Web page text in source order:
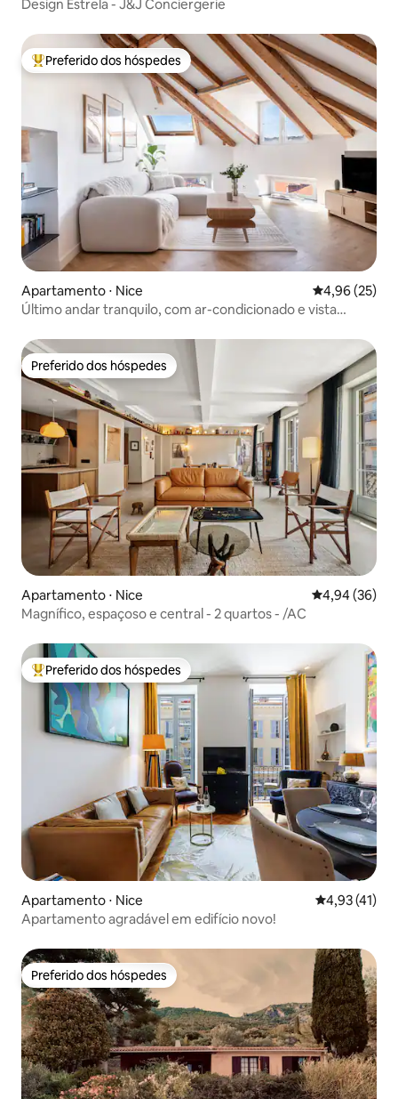
Design Estrela - J&J Conciergerie
Entre os melhores preferidos dos hóspedes
Preferido dos hóspedes
Apartamento ⋅ Nice 4,96 de uma
4,96 (25)
Último andar tranquilo, com ar-condicionado e vista
Preferido dos hóspedes
Preferido dos hóspedes
Apartamento ⋅ Nice 4,94 de uma
4,94 (36)
Magnífico, espaçoso e central - 2 quartos - /AC
Entre os melhores preferidos dos hóspedes
Preferido dos hóspedes
Apartamento ⋅ Nice 4,93 de uma
4,93 (41)
Apartamento agradável em edifício novo!
Preferido dos hóspedes
Preferido dos hóspedes